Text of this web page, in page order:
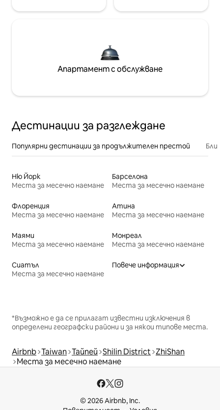
Апартамент с обслужване
Дестинации за разглеждане
Популярни дестинации за продължителен престой
Ню Йорк
Места за месечно наемане
Барселона
Места за месечно наемане
Флоренция
Места за месечно наемане
Атина
Места за месечно наемане
Маями
Места за месечно наемане
Монреал
Места за месечно наемане
Сиатъл
Места за месечно наемане
Повече информация
*Възможно е да се прилагат известни изключения в
определени географски райони и за някои типове места.
Airbnb Taiwan Тайпей Shilin District ZhiShan
Места за месечно наемане
© 2026 Airbnb, Inc.